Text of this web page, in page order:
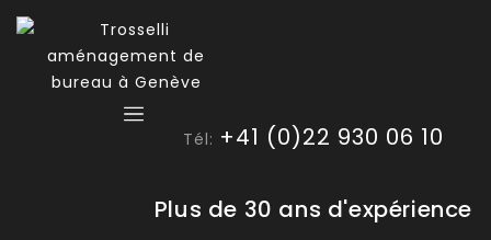
Tél: +41 (0)22 930 06 10
Plus de 30 ans d'expérience